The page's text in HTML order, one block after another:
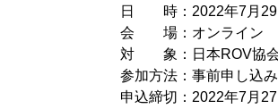
日 時：2022年7月29
会 場：オンライン
対 象：日本ROV協会
参加方法：事前申し込み
申込締切：2022年7月